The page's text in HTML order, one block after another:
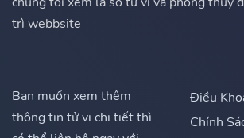
trì webbsite
Bạn muốn xem thêm
thông tin tử vi chi tiết thì
Điều
Chính